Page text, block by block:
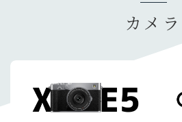
ファッション・小物
充電器・モバイルバッテリー
生活家電・雑貨
カメラ